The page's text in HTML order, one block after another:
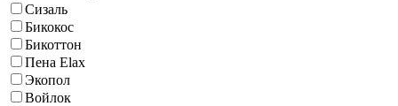
Сизаль
Бикокос
Бикоттон
Пена Elax
Экопол
Войлок